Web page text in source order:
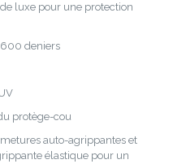
luxe pour une protection
deniers
protège-cou
auto-agrippantes et
élastique pour un